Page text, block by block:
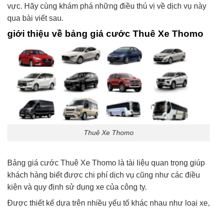
vực. Hãy cùng khám phá những điều thú vị về dịch vụ này
qua bài viết sau.
giới thiệu về bảng giá cước Thuê Xe Thomo
Thuê Xe Thomo
Bảng giá cước Thuê Xe Thomo là tài liệu quan trọng giúp
khách hàng biết được chi phí dịch vụ cũng như các điều
kiện và quy định sử dụng xe của công ty.
Được thiết kế dựa trên nhiều yếu tố khác nhau như loại xe,